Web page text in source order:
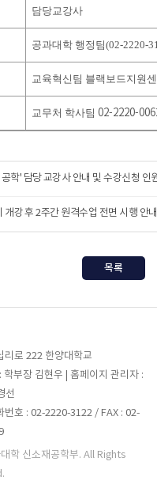
담당교강사
공과대학 행정팀(02-2220-
교육혁신팀 블랙보드지원
교무처 학사팀 02-2220-
학' 담당 교강사 안내 및 수강신청 인
강 후 2주간 원격수업 전면 시행 안내
목록
리로 222 한양대학교
부장 김현우 | 홈페이지 관리자 :
선
호 : 02-2220-3122 / FAX : 02-
학 신소재공학부. All Rights